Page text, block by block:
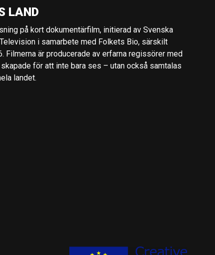
LAND
på kort dokumentärfilm, initierad av Svenska
i samarbete med Folkets Bio, särskilt
Filmerna är producerade av erfarna regissörer med
för att inte bara ses – utan också samtalas
landet.